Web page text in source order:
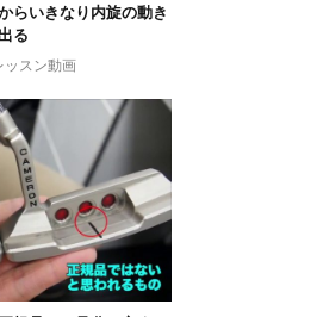
らいきなり内旋の動き
る
ッスン動画